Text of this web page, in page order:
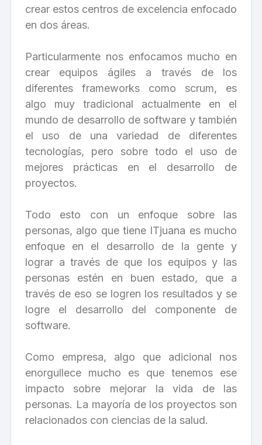
crear estos centros de excelencia enfocado
en dos áreas.
Particularmente nos enfocamos mucho en
crear equipos ágiles a través de los
diferentes frameworks como scrum, es
algo muy tradicional actualmente en el
mundo de desarrollo de software y también
el uso de una variedad de diferentes
tecnologías, pero sobre todo el uso de
mejores prácticas en el desarrollo de
proyectos.
Todo esto con un enfoque sobre las
personas, algo que tiene ITjuana es mucho
enfoque en el desarrollo de la gente y
lograr a través de que los equipos y las
personas estén en buen estado, que a
través de eso se logren los resultados y se
logre el desarrollo del componente de
software.
Como empresa, algo que adicional nos
enorgullece mucho es que tenemos ese
impacto sobre mejorar la vida de las
personas. La mayoría de los proyectos son
relacionados con ciencias de la salud.